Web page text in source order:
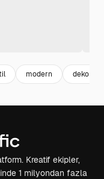
modern
Kreatif ekipler,
1 milyondan fazla